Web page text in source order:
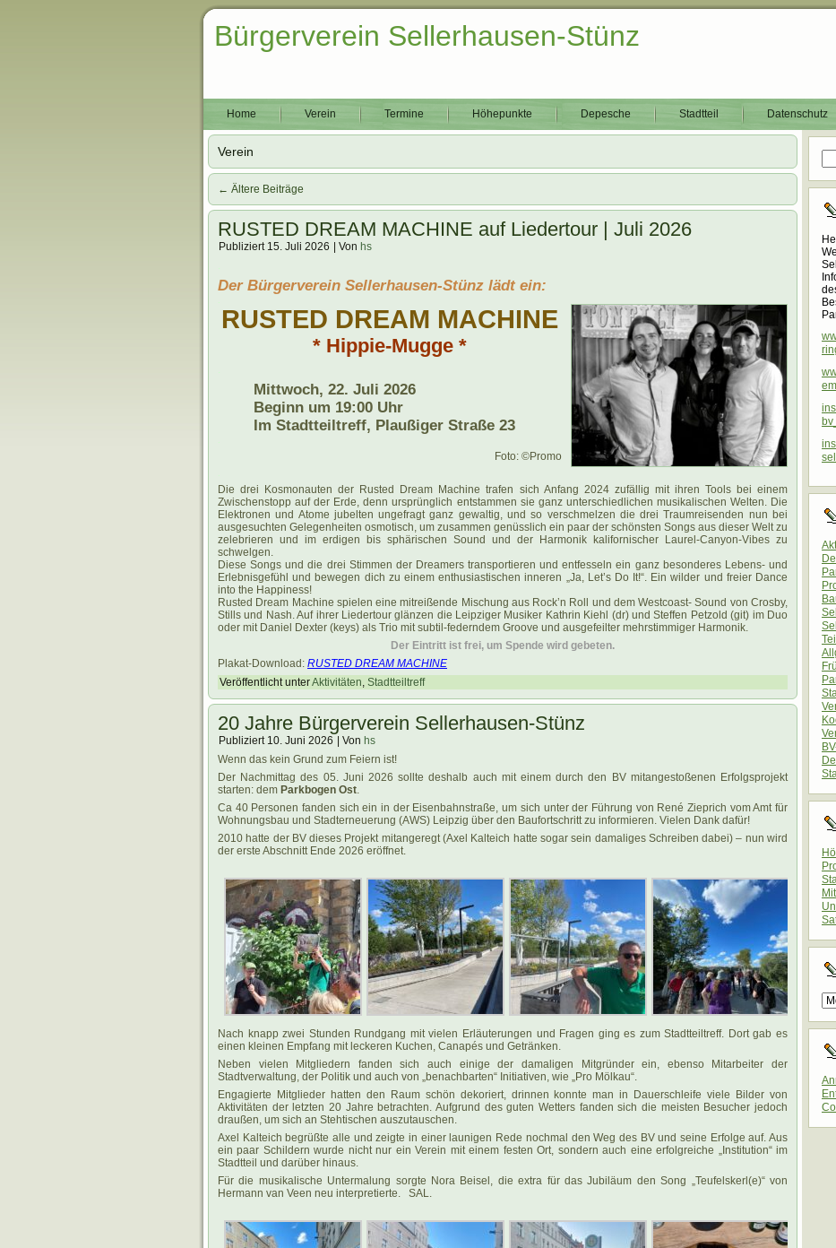
Bürgerverein Sellerhausen-Stünz
Home Verein Termine Höhepunkte Depesche Stadtteil Datenschutz
Verein
← Ältere Beiträge
RUSTED DREAM MACHINE auf Liedertour | Juli 2026
Publiziert 15. Juli 2026 Von hs
Der Bürgerverein Sellerhausen-Stünz lädt ein:
RUSTED DREAM MACHINE
* Hippie-Mugge *
Mittwoch, 22. Juli 2026
Beginn um 19:00 Uhr
Im Stadtteiltreff, Plaußiger Straße 23
Foto: ©Promo
Die drei Kosmonauten der Rusted Dream Machine trafen sich Anfang 2024 zufällig mit ihren Tools bei einem
Zwischenstopp auf der Erde, denn ursprünglich entstammen sie ganz unterschiedlichen musikalischen Welten. Die
Elektronen und Atome jubelten ungefragt ganz gewaltig, und so verschmelzen die drei Traumreisenden nun bei
ausgesuchten Gelegenheiten osmotisch, um zusammen genüsslich ein paar der schönsten Songs aus dieser Welt zu
zelebrieren und im erdigen bis sphärischen Sound und der Harmonik kalifornischer Laurel-Canyon-Vibes zu
schwelgen.
Diese Songs und die drei Stimmen der Dreamers transportieren und entfesseln ein ganz besonderes Lebens- und
Erlebnisgefühl und bewegen dich zu einem enthusiastischen inneren „Ja, Let’s Do It!“. Ein wilder und freier Dance
into the Happiness!
Rusted Dream Machine spielen eine mitreißende Mischung aus Rock’n Roll und dem Westcoast- Sound von Crosby,
Stills und Nash. Auf ihrer Liedertour glänzen die Leipziger Musiker Kathrin Kiehl (dr) und Steffen Petzold (git) im Duo
oder mit Daniel Dexter (keys) als Trio mit subtil-federndem Groove und ausgefeilter mehrstimmiger Harmonik.
Der Eintritt ist frei, um Spende wird gebeten.
Plakat-Download: RUSTED DREAM MACHINE
Veröffentlicht unterAktivitäten, Stadtteiltreff
20 Jahre Bürgerverein Sellerhausen-Stünz
Publiziert 10. Juni 2026 Von hs
Wenn das kein Grund zum Feiern ist!
Der Nachmittag des 05. Juni 2026 sollte deshalb auch mit einem durch den BV mitangestoßenen Erfolgsprojekt
starten: dem Parkbogen Ost.
Ca 40 Personen fanden sich ein in der Eisenbahnstraße, um sich unter der Führung von René Zieprich vom Amt für
Wohnungsbau und Stadterneuerung (AWS) Leipzig über den Baufortschritt zu informieren. Vielen Dank dafür!
2010 hatte der BV dieses Projekt mitangeregt (Axel Kalteich hatte sogar sein damaliges Schreiben dabei) – nun wird
der erste Abschnitt Ende 2026 eröffnet.
Nach knapp zwei Stunden Rundgang mit vielen Erläuterungen und Fragen ging es zum Stadtteiltreff. Dort gab es
einen kleinen Empfang mit leckeren Kuchen, Canapés und Getränken.
Neben vielen Mitgliedern fanden sich auch einige der damaligen Mitgründer ein, ebenso Mitarbeiter der
Stadtverwaltung, der Politik und auch von „benachbarten“ Initiativen, wie „Pro Mölkau“.
Engagierte Mitglieder hatten den Raum schön dekoriert, drinnen konnte man in Dauerschleife viele Bilder von
Aktivitäten der letzten 20 Jahre betrachten. Aufgrund des guten Wetters fanden sich die meisten Besucher jedoch
draußen, um sich an Stehtischen auszutauschen.
Axel Kalteich begrüßte alle und zeigte in einer launigen Rede nochmal den Weg des BV und seine Erfolge auf. Aus
ein paar Schildern wurde nicht nur ein Verein mit einem festen Ort, sondern auch eine erfolgreiche „Institution“ im
Stadtteil und darüber hinaus.
Für die musikalische Untermalung sorgte Nora Beisel, die extra für das Jubiläum den Song „Teufelskerl(e)“ von
Hermann van Veen neu interpretierte. SAL.